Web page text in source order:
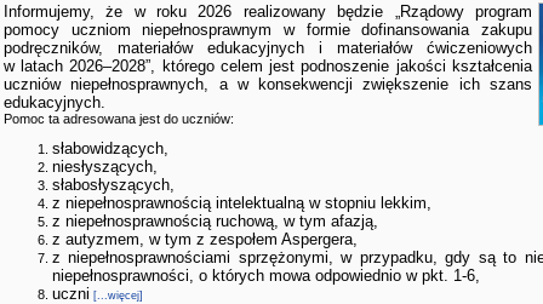
Informujemy, że w roku 2026 realizowany będzie „Rządowy program
pomocy uczniom niepełnosprawnym w formie dofinansowania zakupu
podręczników, materiałów edukacyjnych i materiałów ćwiczeniowych
w latach 2026–2028”, którego celem jest podnoszenie jakości kształcenia
uczniów niepełnosprawnych, a w konsekwencji zwiększenie ich szans
edukacyjnych.
Pomoc ta adresowana jest do uczniów:
słabowidzących,
niesłyszących,
słabosłyszących,
z niepełnosprawnością intelektualną w stopniu lekkim,
z niepełnosprawnością ruchową, w tym afazją,
z autyzmem, w tym z zespołem Aspergera,
z niepełnosprawnościami sprzężonymi, w przypadku, gdy są to
niepełnosprawności, o których mowa odpowiednio w pkt. 1-6,
uczni [...więcej]